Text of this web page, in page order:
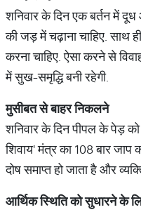
शनिवार के दिन एक बर्तन में
की जड़ में चढ़ाना चाहिए. साथ
करना चाहिए. ऐसा करने से
में सुख-समृद्धि बनी रहेगी.
मुसीबतसेबाहरनिकलने
शनिवार के दिन पीपल के पेड़
शिवाय' मंत्र का 108 बार
दोष समाप्त हो जाता है और
आर्थिकस्थितिकोसुधारनेके